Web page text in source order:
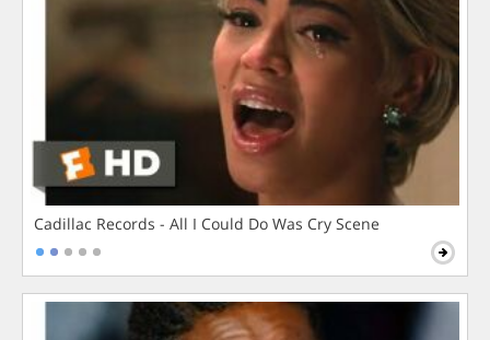
Cadillac Records - All I Could Do Was Cry Scene